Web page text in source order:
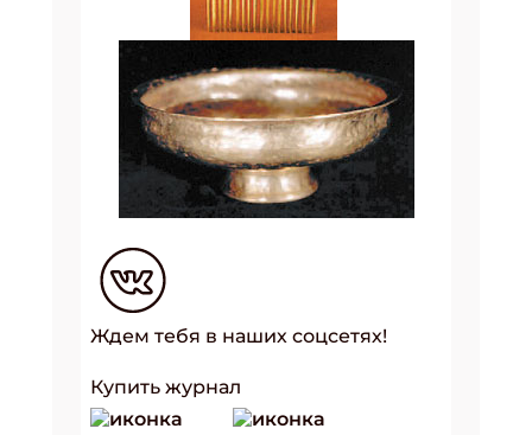
Ждем тебя в наших соцсетях!
Купить журнал